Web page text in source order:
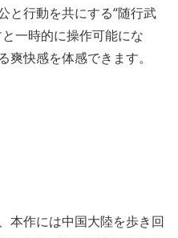
と行動を共にする“随行武
一時的に操作可能にな
爽快感を体感できます。
本作には中国大陸を歩き回